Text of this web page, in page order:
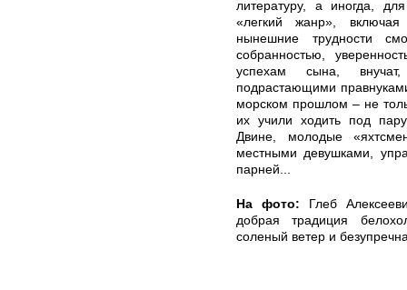
литературу, а иногда,
«легкий жанр»,
нынешние трудности
собранностью,
успехам сына,
подрастающими
морском прошлом – не
их учили ходить под
Двине, молодые
местными девушками,
парней...
На фото: Глеб
добрая традиция
соленый ветер и